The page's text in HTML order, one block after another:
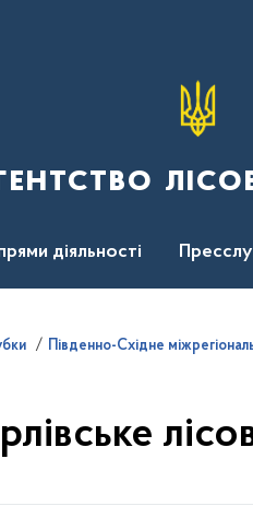
діяльності
Південно-Східне